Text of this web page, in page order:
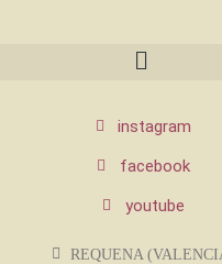
instagram
facebook
youtube
REQUENA